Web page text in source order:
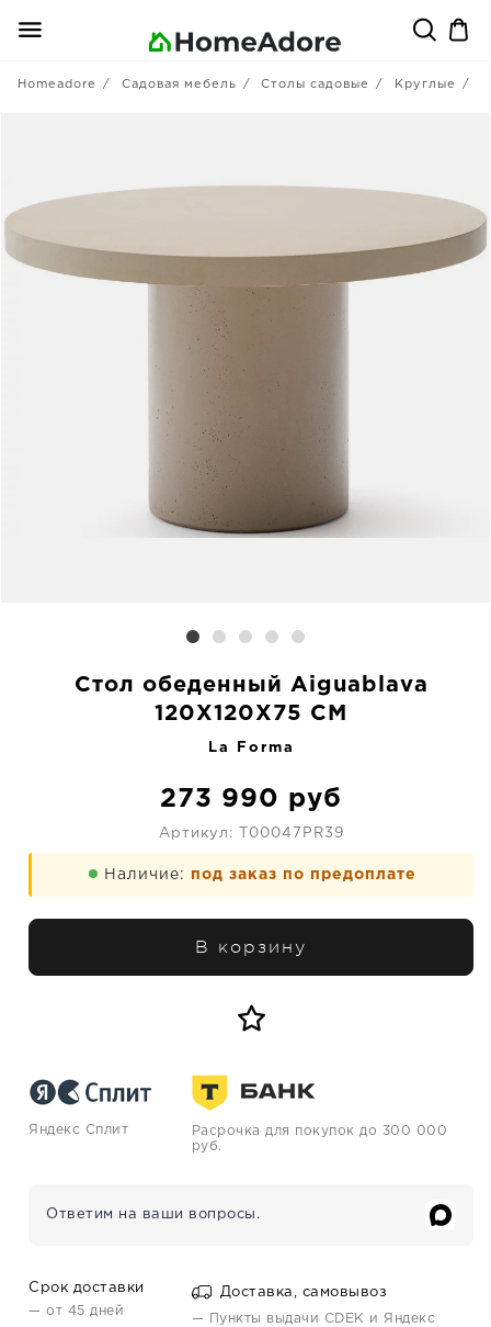
Homeadore Садовая мебель Столы садовые Круглые
Стол обеденный Aiguablava
120X120X75 CM
La Forma
273 990 руб
Артикул: T00047PR39
Наличие: под заказ по предоплате
В корзину
Яндекс Сплит
Расрочка для покупок до 300 000
руб.
Ответим на ваши вопросы.
Срок доставки
— от 45 дней
Доставка, самовывоз
— Пункты выдачи CDEK и Яндекс